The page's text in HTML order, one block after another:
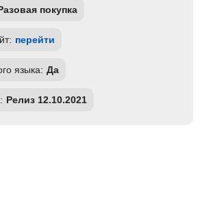
покупка
перейти
языка: Да
Релиз 12.10.2021